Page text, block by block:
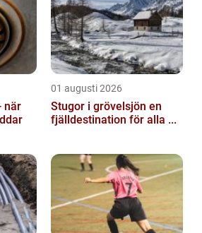
när
01 augusti 2026
Stugor i grövelsjön en
fjälldestination för alla ...